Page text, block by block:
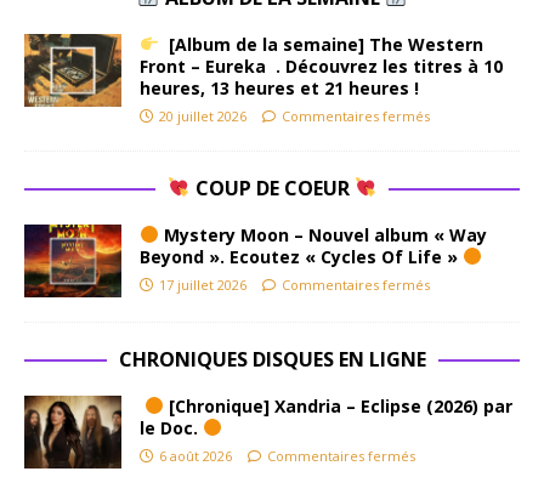
[Album de la semaine] The Western
Front – Eureka . Découvrez les titres à 10
heures, 13 heures et 21 heures !
20 juillet 2026 Commentaires fermés
COUP DE COEUR
Mystery Moon – Nouvel album « Way
Beyond ». Ecoutez « Cycles Of Life »
17 juillet 2026 Commentaires fermés
CHRONIQUES DISQUES EN LIGNE
[Chronique] Xandria – Eclipse (2026) par
le Doc.
6 août 2026 Commentaires fermés